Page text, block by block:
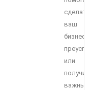
сделать
ваш
бизнес
или
важные